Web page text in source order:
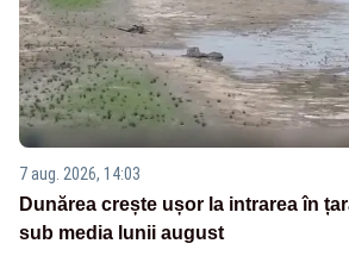
7 aug. 2026, 14:03
Dunărea crește ușor la intrarea în
sub media lunii august